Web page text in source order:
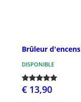
Brûleur
DISPONIBLE
€ 13,90